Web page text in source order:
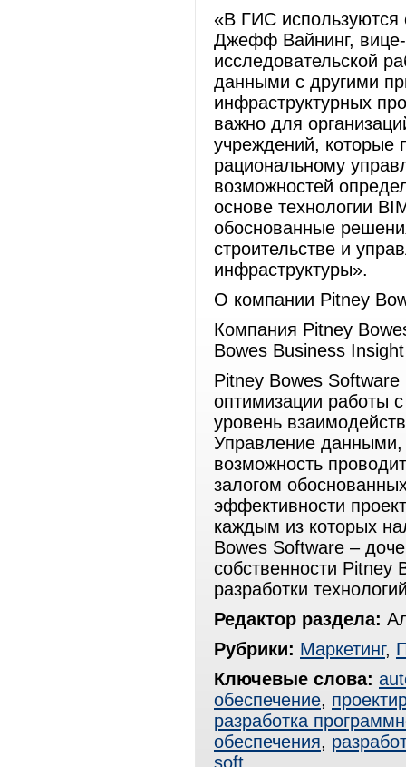
«В ГИС
Джефф Вайнинг,
исследовательской
данными с другими
инфраструктурных
важно для
учреждений, которые
рациональному
возможностей
основе технологии
обоснованные
строительстве и
инфраструктуры».
О компании Pitney
Компания Pitney
Bowes Business
Pitney Bowes
оптимизации работы
уровень
Управление данными,
возможность
залогом
эффективности
каждым из которых
Bowes Software –
собственности Pitney
разработки
Редактор раздела:
Рубрики: Маркетинг,
Ключевые слова:
обеспечение,
разработка
обеспечения,
soft